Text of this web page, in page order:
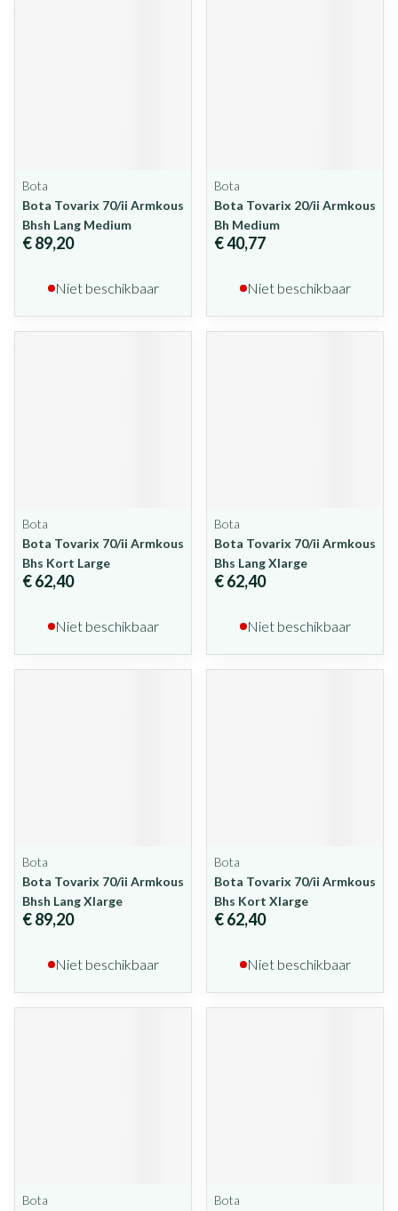
Bota
Bota Tovarix 70/ii Armkous
Bhsh Lang Medium
€ 89,20
Niet beschikbaar
Bota
Bota Tovarix 20/ii Armkous
Bh Medium
€ 40,77
Niet beschikbaar
Bota
Bota Tovarix 70/ii Armkous
Bhs Kort Large
€ 62,40
Niet beschikbaar
Bota
Bota Tovarix 70/ii Armkous
Bhs Lang Xlarge
€ 62,40
Niet beschikbaar
Bota
Bota Tovarix 70/ii Armkous
Bhsh Lang Xlarge
€ 89,20
Niet beschikbaar
Bota
Bota Tovarix 70/ii Armkous
Bhs Kort Xlarge
€ 62,40
Niet beschikbaar
Bota
Bota